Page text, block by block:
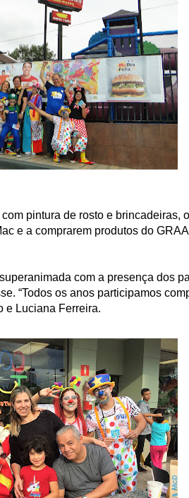
pintura de rosto e brincadeiras,
e a comprarem produtos do
com a presença dos
“Todos os anos participamos
e Luciana Ferreira.